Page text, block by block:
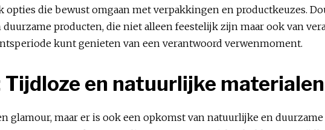
die bewust omgaan met verpakkingen en productkeuzes.
producten, die niet alleen feestelijk zijn maar ook van
kunt genieten van een verantwoord verwenmoment.
en natuurlijke materialen
glamour, maar er is ook een opkomst van natuurlijke en